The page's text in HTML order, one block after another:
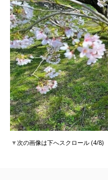
▼次の画像は下へスクロール (4/8)